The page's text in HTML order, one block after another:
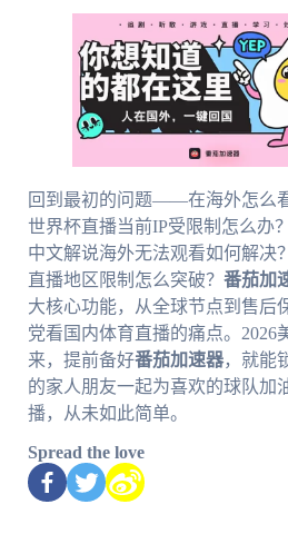
回到最初的问题——在海外怎么
世界杯直播当前IP受限制怎么办
中文解说海外无法观看如何解决
直播地区限制怎么突破？ 番茄加
大核心功能，从全球节点到售后
党看国内体育直播的痛点。2026
来，提前备好番茄加速器，就能
的家人朋友一起为喜欢的球队加
播，从未如此简单。
Spread the love